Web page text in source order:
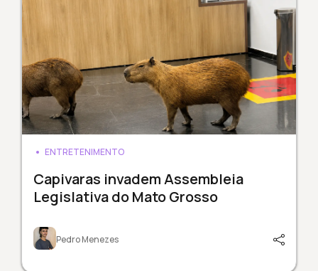
ENTRETENIMENTO
Capivaras invadem Assembleia
Legislativa do Mato Grosso
Pedro Menezes